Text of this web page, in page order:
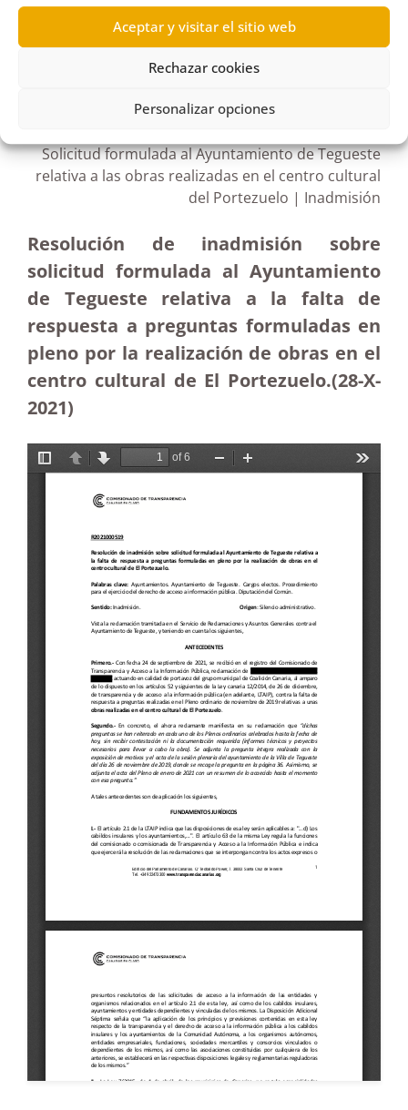
Aceptar y visitar el sitio web
Rechazar cookies
Personalizar opciones
Solicitud formulada al Ayuntamiento de Tegueste
relativa a las obras realizadas en el centro cultural
del Portezuelo | Inadmisión
Resolución de inadmisión sobre
solicitud formulada al Ayuntamiento
de Tegueste relativa a la falta de
respuesta a preguntas formuladas en
pleno por la realización de obras en el
centro cultural de El Portezuelo.(28-X-
2021)